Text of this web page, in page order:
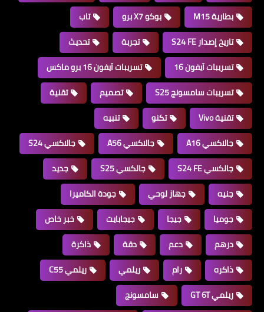
بطارية M15
بوكو X7 برو
تاب
تاريخ إصدار S24 FE
تجربة
تحديث
تسريبات آيفون 16
تسريبات آيفون 16 برو ماكس
تسريبات سامسونج S25
تصميم
تقنية
تقنية Vivo
تكنو
تنبيه
جالاكسي A16
جالاكسي A56
جالاكسي S24
جالكسي S24 FE
جالكسي S25
جديد
جنيه
جهاز لوحي
جودة الكاميرا
جوميا
جيجا جيجابايت
خبر خاص
درهم
دعم دقة
ذاكرة
ذاكره
رام ريلمي
ريلمي C55
ريلمي GT 6T
سامسونج